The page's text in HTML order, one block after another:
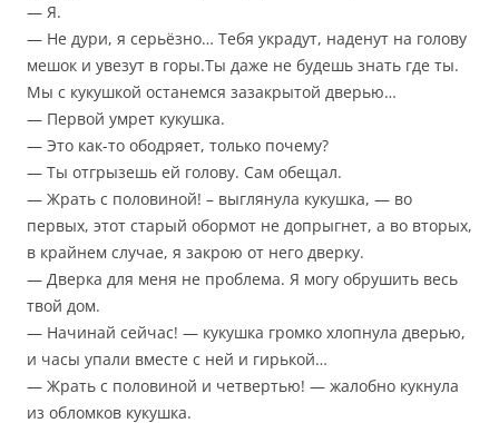
— Я.
— Не дури, я серьёзно… Тебя украдут, наденут на голову
мешок и увезут в горы.Ты даже не будешь знать где ты.
Мы с кукушкой останемся зазакрытой дверью…
— Первой умрет кукушка.
— Это как-то ободряет, только почему?
— Ты отгрызешь ей голову. Сам обещал.
— Жрать с половиной! – выглянула кукушка, — во
первых, этот старый обормот не допрыгнет, а во вторых,
в крайнем случае, я закрою от него дверку.
— Дверка для меня не проблема. Я могу обрушить весь
твой дом.
— Начинай сейчас! — кукушка громко хлопнула дверью,
и часы упали вместе с ней и гирькой…
— Жрать с половиной и четвертью! — жалобно кукнула
из обломков кукушка.